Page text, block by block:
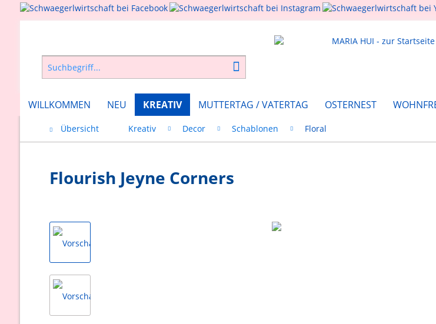
WILLKOMMEN NEU KREATIV MUTTERTAG / VATERTAG OSTERNEST
Übersicht Kreativ Decor Schablonen Floral
Flourish Jeyne Corners